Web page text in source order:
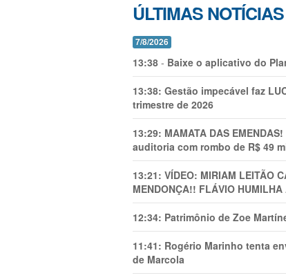
ÚLTIMAS NOTÍCIAS
7/8/2026
13:38 - Baixe o aplicativo do
13:38: Gestão impecável faz
trimestre de 2026
13:29: MAMATA DAS
auditoria com rombo de R$ 49
13:21: VÍDEO: MIRIAM LEITÃO
MENDONÇA!! FLÁVIO
12:34: Patrimônio de Zoe
11:41: Rogério Marinho tenta
de Marcola